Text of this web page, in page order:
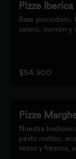
Pizze Iberica
Base pomodoro,
salami, morrón y
$54.900
Pizze
Nuestra
pesto rústico,
secos y frescos,